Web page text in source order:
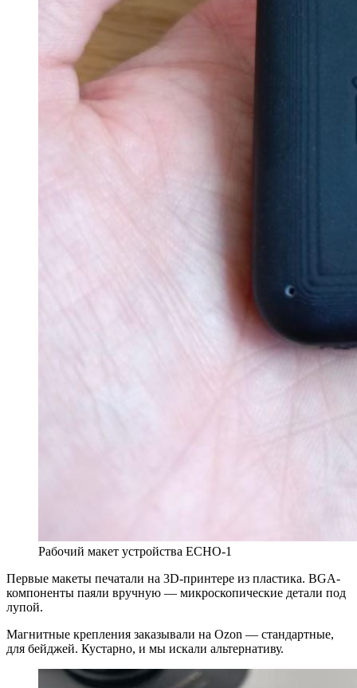
Рабочий макет устройства ECHO-1
Первые макеты печатали на 3D-принтере из пластика. BGA-
компоненты паяли вручную — микроскопические детали под
лупой.
Магнитные крепления заказывали на Ozon — стандартные,
для бейджей. Кустарно, и мы искали альтернативу.